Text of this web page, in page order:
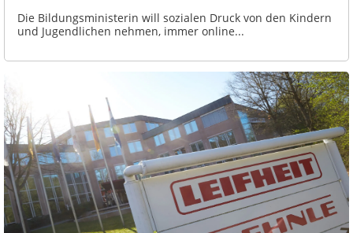
Die Bildungsministerin will sozialen Druck von den Kindern
und Jugendlichen nehmen, immer online...